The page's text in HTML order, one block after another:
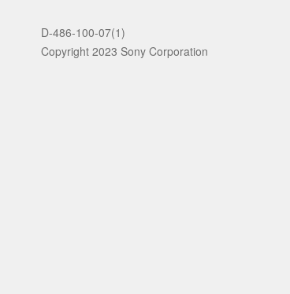
D-486-100-07(1)
Copyright 2023 Sony Corporation